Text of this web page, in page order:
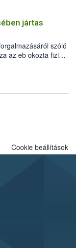
jártas
szóló
az eb okozta fizikai
felmerülő
tartását és annak
jártas szakértőt.
Cookie beállítások